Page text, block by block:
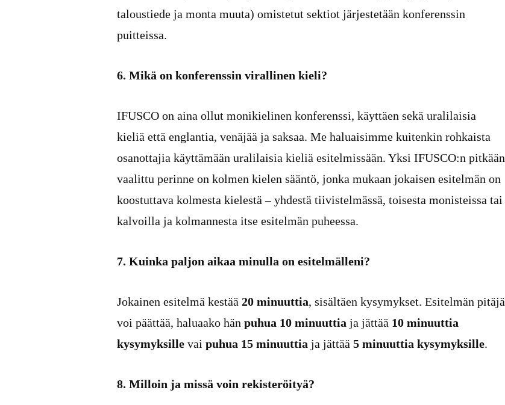
taloustiede ja monta muuta) omistetut sektiot järjestetään konferenssin
puitteissa.
6. Mikä on konferenssin virallinen kieli?
IFUSCO on aina ollut monikielinen konferenssi, käyttäen sekä uralilaisia
kieliä että englantia, venäjää ja saksaa. Me haluaisimme kuitenkin rohkaista
osanottajia käyttämään uralilaisia kieliä esitelmissään. Yksi IFUSCO:n pitkään
vaalittu perinne on kolmen kielen sääntö, jonka mukaan jokaisen esitelmän on
koostuttava kolmesta kielestä – yhdestä tiivistelmässä, toisesta monisteissa tai
kalvoilla ja kolmannesta itse esitelmän puheessa.
7. Kuinka paljon aikaa minulla on esitelmälleni?
Jokainen esitelmä kestää20 minuuttia, sisältäen kysymykset. Esitelmän pitäjä
voi päättää, haluaako hänpuhua 10 minuuttia ja jättää 10 minuuttia
kysymyksille vaipuhua 15 minuuttia ja jättää5 minuuttia kysymyksille.
8. Milloin ja missä voin rekisteröityä?